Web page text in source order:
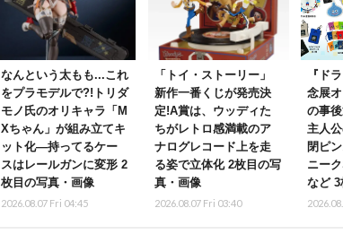
なんという太もも...これ
をプラモデルで?!トリダ
モノ氏のオリキャラ「M
Xちゃん」が組み立てキ
ット化―持ってるケー
スはレールガンに変形 2
枚目の写真・画像
2026.08.07 Fri 04:45
「トイ・ストーリー」
新作一番くじが発売決
定!A賞は、ウッディた
ちがレトロ感満載のア
ナログレコード上を走
る姿で立体化 2枚目の写
真・画像
2026.08.07 Fri 03:40
『ド
念展
の事
主人
閉ピ
ニー
など 3